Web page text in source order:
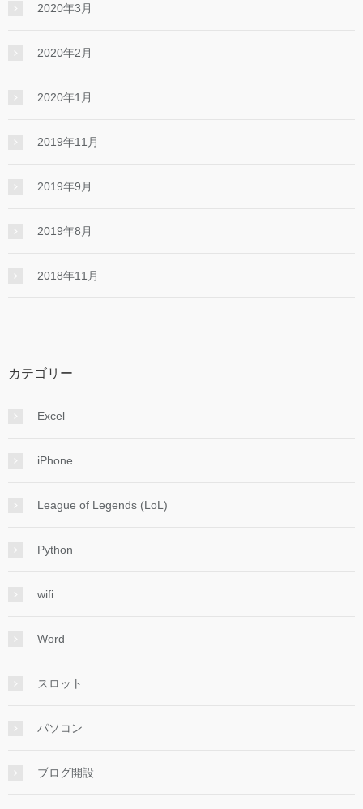
2020年3月
2020年2月
2020年1月
2019年11月
2019年9月
2019年8月
2018年11月
カテゴリー
Excel
iPhone
League of Legends (LoL)
Python
wifi
Word
スロット
パソコン
ブログ開設